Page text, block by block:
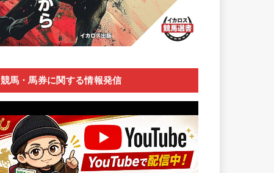
競馬・馬券に関する情報発信